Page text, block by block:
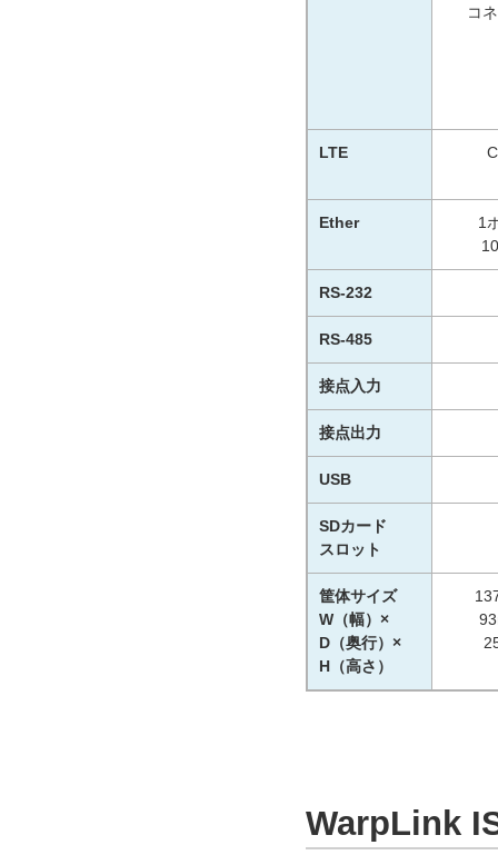
コ
LTE
Ether
1
RS-232
RS-485
接点入力
接点出力
USB
SDカード
スロット
筐体サイズ
W（幅）×
D（奥行）×
H（高さ）
WarpLink